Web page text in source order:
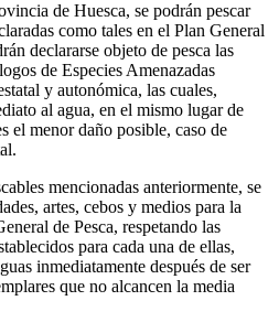
de Huesca, se podrán pescar
como tales en el Plan General
declararse objeto de pesca las
de Especies Amenazadas
y autonómica, las cuales,
al agua, en el mismo lugar de
el menor daño posible, caso de
mencionadas anteriormente, se
artes, cebos y medios para la
de Pesca, respetando las
para cada una de ellas,
inmediatamente después de ser
que no alcancen la media